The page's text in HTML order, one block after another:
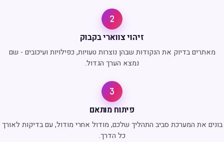
2
זיהוי צווארי בקבוק
מאתרים בדיוק את הנקודות שבהן נוצרות טעויות, כפילויות ועיכובים - שם
נמצא הערך הגדול.
3
פיתוח מותאם
בונים את המערכת סביב התהליך שלכם, מודול אחרי מודול, עם בדיקות לאורך
כל הדרך.